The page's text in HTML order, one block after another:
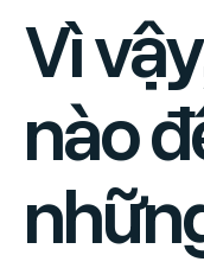
Vì
nào